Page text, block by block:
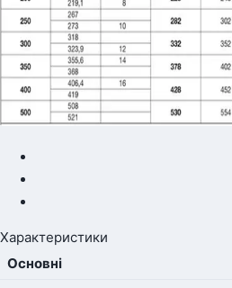
Характеристики
Основні